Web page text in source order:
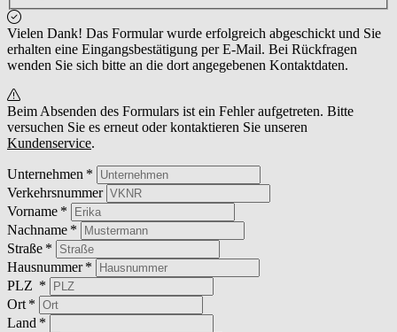
Vielen Dank! Das Formular wurde erfolgreich abgeschickt und Sie
erhalten eine Eingangsbestätigung per E-Mail. Bei Rückfragen
wenden Sie sich bitte an die dort angegebenen Kontaktdaten.
Beim Absenden des Formulars ist ein Fehler aufgetreten. Bitte
versuchen Sie es erneut oder kontaktieren Sie unseren
Kundenservice.
Unternehmen
Verkehrsnummer
Vorname
Nachname
Straße
Hausnummer
PLZ
Ort
Land